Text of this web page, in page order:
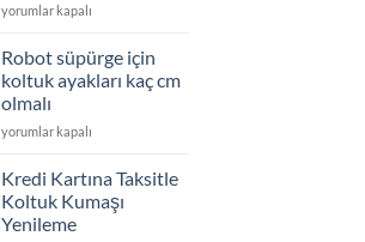
Almak
için
Robot
Kaç
Koltuk
Altına
Girer?
yorumlar kapalı
Robot süpürge için
koltuk ayakları kaç cm
olmalı
Robot
için
ayakları
kaç
yorumlar kapalı
Kredi Kartına Taksitle
Koltuk Kumaşı
Yenileme